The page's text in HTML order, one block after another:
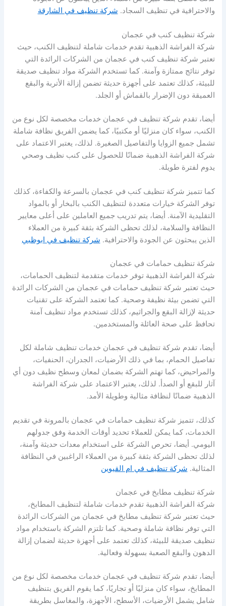
والاحترافية في تنظيف السجاد. شركة تنظيف في الشارقة
شركة تنظيف كنب في عجمان
شركة الفراشة الذهبية تقدم خدمات شاملة لتنظيف الكنب، حيث
تعتبر شركة تنظيف كنب في عجمان من الشركات الرائدة التي
توفر نتائج ممتازة وآمنة. كما تستخدم الشركة مواد تنظيف صديقة
للبيئة، كذلك تعتمد على أجهزة حديثة تضمن إزالة الأتربة والبقع
العميقة دون الإضرار بالقماش أو الجلد.
أيضا، تقدم شركة تنظيف في عجمان خدمات مخصصة لكل نوع من
الكنب، سواء كان منزليًا أو مكتبيًا، كما يضمن الفريق نظافة شاملة
تشمل جميع الزوايا والتفاصيل الصغيرة. لذلك، يعتبر الاعتماد على
شركة الفراشة الذهبية ضمانًا للحصول على كنب نظيف وصحي
يدوم لفترة طويلة.
كما تتميز شركة تنظيف كنب في عجمان بالسرعة والكفاءة، كذلك
توفر الشركة خيارات متعددة لتنظيف الكنب بالبخار أو بالمواد
التقليدية الآمنة. أيضا، يتم تدريب جميع العاملين على أعلى معايير
النظافة والسلامة، لذلك تحظى الشركة بثقة كبيرة من العملاء
الذين يبحثون عن الجودة والاحترافية. شركة تنظيف في ابوظبي
شركة تنظيف حمامات في عجمان
شركة الفراشة الذهبية توفر خدمات متقدمة لتنظيف الحمامات،
حيث تعتبر شركة تنظيف حمامات في عجمان من الشركات الرائدة
التي تضمن بيئة نظيفة وصحية. كما تعتمد الشركة على تقنيات
حديثة لإزالة البقع والجراثيم، كذلك تستخدم مواد تنظيف آمنة
تحافظ على صحة العائلة والمستخدمين.
أيضا، تقدم شركة تنظيف في عجمان خدمات تنظيف شاملة لكل
تفاصيل الحمام، بما في ذلك الأرضيات، الجدران، الحنفيات،
والمراحيض، كما تهتم الشركة بضمان لمعان وسطح نظيف دون أي
آثار للبقع أو الصدأ. لذلك، يعتبر الاعتماد على شركة الفراشة
الذهبية ضمانًا لنظافة مثالية وطويلة الأمد.
كذلك، تتميز شركة تنظيف حمامات في عجمان بالمرونة في تقديم
الخدمات، كما يمكن للعملاء تحديد أوقات الخدمة وفق جدولهم
اليومي. أيضا، تحرص الشركة على استخدام معدات حديثة وآمنة،
لذلك تحظى الشركة بثقة كبيرة من العملاء الراغبين في النظافة
المثالية. شركة تنظيف في ام القيوين
شركة تنظيف مطابخ في عجمان
شركة الفراشة الذهبية تقدم خدمات شاملة لتنظيف المطابخ،
حيث تعتبر شركة تنظيف مطابخ في عجمان من الشركات الرائدة
التي توفر نظافة شاملة وصحية. كما تلتزم الشركة باستخدام مواد
تنظيف صديقة للبيئة، كذلك تعتمد على أجهزة حديثة لضمان إزالة
الدهون والبقع الصعبة بسهولة وفعالية.
أيضا، تقدم شركة تنظيف في عجمان خدمات مخصصة لكل نوع من
المطابخ، سواء كان منزليًا أو تجاريًا، كما يقوم الفريق بتنظيف
شامل يشمل الأرضيات، الأسطح، الأجهزة، والمغاسل بطريقة